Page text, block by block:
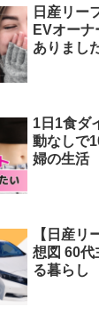
日産リー
EVオー
ありまし
1日1食ダ
動なしで
婦の生活
【日産リ
想図 60代
る暮らし